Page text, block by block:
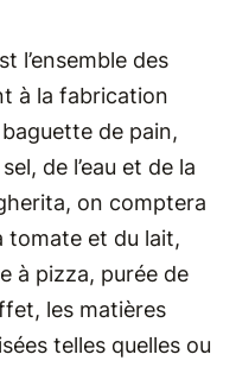
l’ensemble des
à la fabrication
de pain,
de l’eau et de la
on comptera
tomate et du lait,
à pizza, purée de
les matières
telles quelles ou